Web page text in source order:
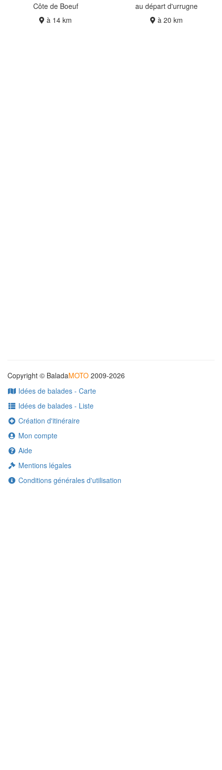
Côte de Boeuf
à 14 km
au départ d'urrugne
à 20 km
Copyright © BaladaMOTO 2009-2026
Idées de balades - Carte
Idées de balades - Liste
Création d'itinéraire
Mon compte
Aide
Mentions légales
Conditions générales d'utilisation